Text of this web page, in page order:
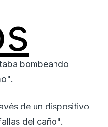
bombeando
de un dispositivo
del caño".